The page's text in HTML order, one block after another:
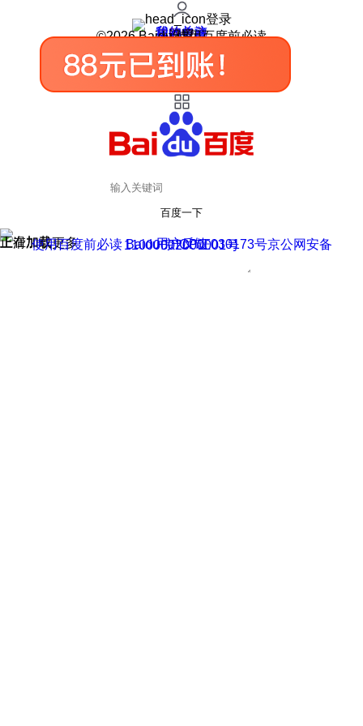
登录
我的关注
我的收藏
皮肤中心
用户反馈
设置
©2026 Baidu 使用百度前必读
百度一下
正在加载
上滑加载更多 用户反馈
使用百度前必读 Baidu 京ICP证030173号
京公网安备11000002000001号